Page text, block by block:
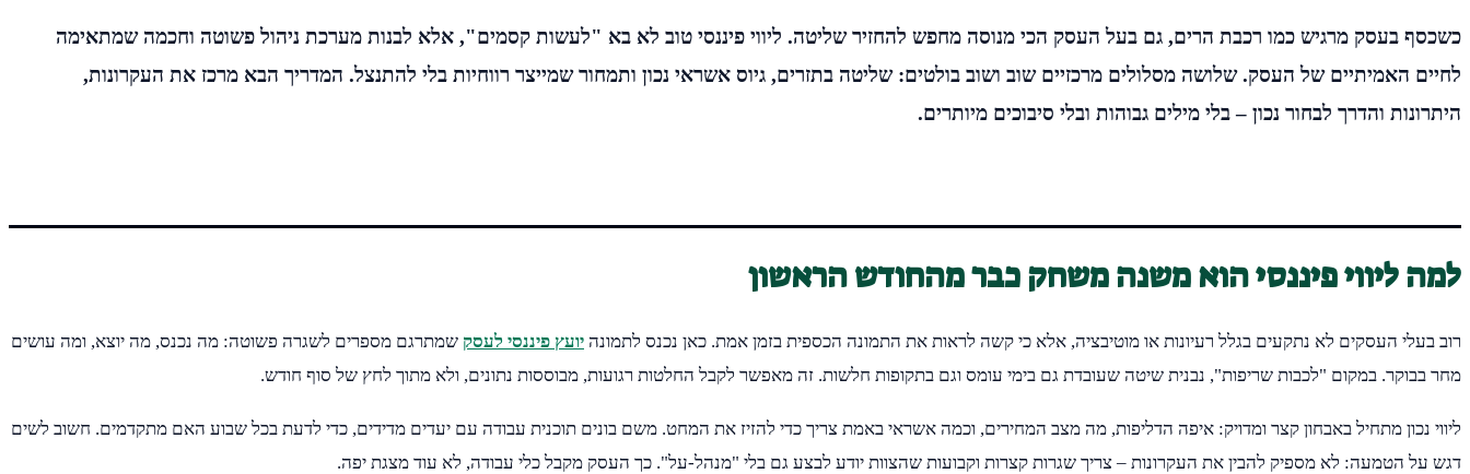
כשכסף בעסק מרגיש כמו רכבת הרים, גם בעל העסק הכי מנוסה מחפש להחזיר שליטה. ליווי פיננסי טוב לא בא "לעשות קסמים", אלא לבנות מערכת ניהול פשוטה וחכמה שמתאימה
לחיים האמיתיים של העסק. שלושה מסלולים מרכזיים שוב ושוב בולטים: שליטה בתזרים, גיוס אשראי נכון ותמחור שמייצר רווחיות בלי להתנצל. המדריך הבא מרכז את העקרונות,
היתרונות והדרך לבחור נכון – בלי מילים גבוהות ובלי סיבוכים מיותרים.
למה ליווי פיננסי הוא משנה משחק כבר מהחודש הראשון
רוב בעלי העסקים לא נתקעים בגלל רעיונות או מוטיבציה, אלא כי קשה לראות את התמונה הכספית בזמן אמת. כאן נכנס לתמונה יועץ פיננסי לעסק שמתרגם מספרים לשגרה פשוטה: מה נכנס, מה יוצא, ומה עושים
מחר בבוקר. במקום "לכבות שריפות", נבנית שיטה שעובדת גם בימי עומס וגם בתקופות חלשות. זה מאפשר לקבל החלטות רגועות, מבוססות נתונים, ולא מתוך לחץ של סוף חודש.
ליווי נכון מתחיל באבחון קצר ומדויק: איפה הדליפות, מה מצב המחירים, וכמה אשראי באמת צריך כדי להזיז את המחט. משם בונים תוכנית עבודה עם יעדים מדידים, כדי לדעת בכל שבוע האם מתקדמים. חשוב לשים
דגש על הטמעה: לא מספיק להבין את העקרונות – צריך שגרות קצרות וקבועות שהצוות יודע לבצע גם בלי "מנהל-על". כך העסק מקבל כלי עבודה, לא עוד מצגת יפה.